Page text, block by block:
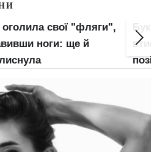
свої "фляги",
ноги: ще й